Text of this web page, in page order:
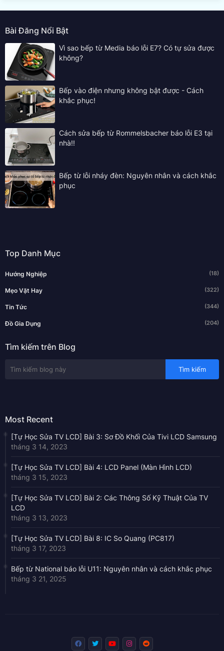
Bài Đăng Nổi Bật
Vì sao bếp từ Media báo lỗi E7? Có tự sửa được
không?
Bếp vào điện nhưng không bật được - Cách
khắc phục!
Cách sửa bếp từ Rommelsbacher báo lỗi E3 tại
nhà!!
Bếp từ lỗi nháy đèn: Nguyên nhân và cách khắc
phục
Top Danh Mục
Hướng Nghiệp (18)
Mẹo Vặt Hay (322)
Tin Tức (344)
Đồ Gia Dụng (204)
Tìm kiếm trên Blog
Most Recent
[Tự Học Sửa TV LCD] Bài 3: Sơ Đồ Khối Của Tivi LCD Samsung
tháng 3 14, 2023
[Tự Học Sửa TV LCD] Bài 4: LCD Panel (Màn Hình LCD)
tháng 3 15, 2023
[Tự Học Sửa TV LCD] Bài 2: Các Thông Số Kỹ Thuật Của TV
LCD
tháng 3 13, 2023
[Tự Học Sửa TV LCD] Bài 8: IC So Quang (PC817)
tháng 3 17, 2023
Bếp từ National báo lỗi U11: Nguyên nhân và cách khắc phục
tháng 3 21, 2025